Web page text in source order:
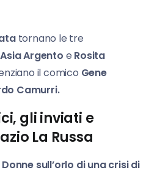
tornano le tre
Argento e Rosita
il comico Gene
Camurri.
gli inviati e
La Russa
Donne sull’orlo di una crisi di